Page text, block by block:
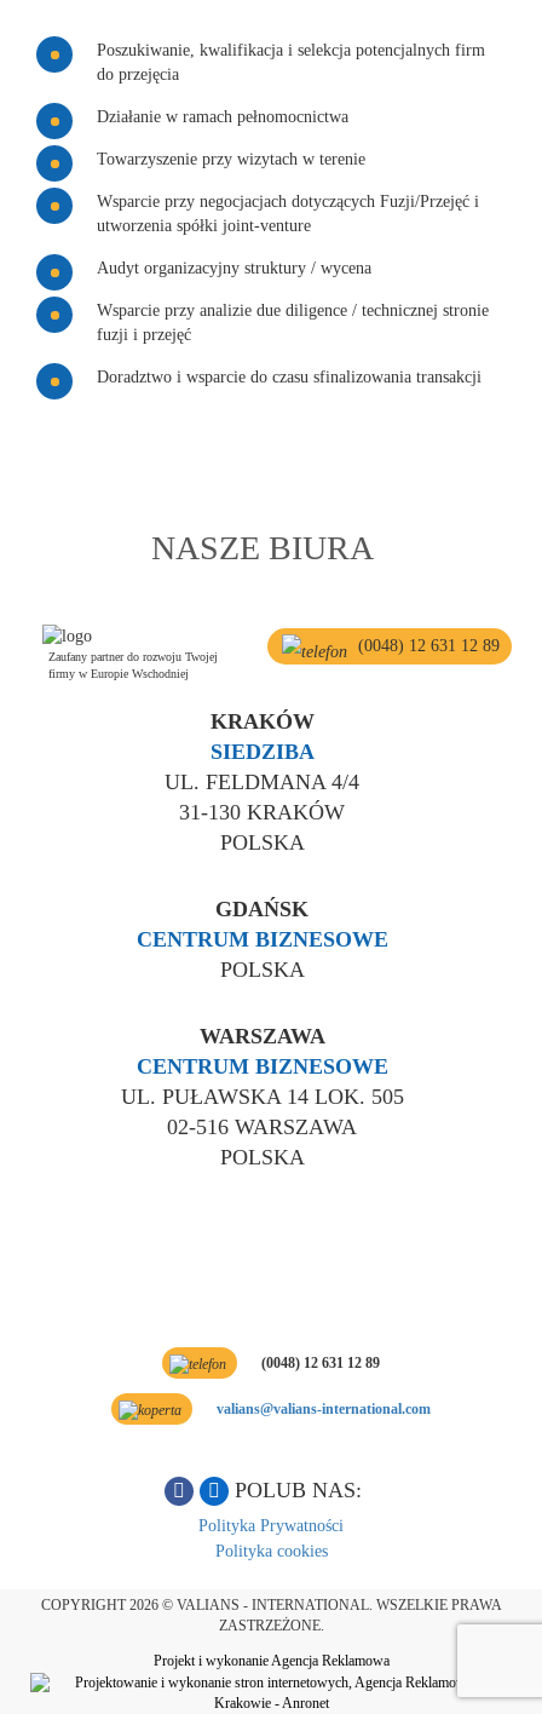
Poszukiwanie, kwalifikacja i selekcja potencjalnych firm
do przejęcia
Działanie w ramach pełnomocnictwa
Towarzyszenie przy wizytach w terenie
Wsparcie przy negocjacjach dotyczących Fuzji/Przejęć i
utworzenia spółki joint-venture
Audyt organizacyjny struktury / wycena
Wsparcie przy analizie due diligence / technicznej stronie
fuzji i przejęć
Doradztwo i wsparcie do czasu sfinalizowania transakcji
(0048) 12 631 12 89
NASZE BIURA
Zaufany partner do rozwoju Twojej
firmy w Europie Wschodniej
KRAKÓW
SIEDZIBA
UL. FELDMANA 4/4
31-130 KRAKÓW
POLSKA
GDAŃSK
CENTRUM BIZNESOWE
POLSKA
WARSZAWA
CENTRUM BIZNESOWE
UL. PUŁAWSKA 14 LOK. 505
02-516 WARSZAWA
POLSKA
(0048) 12 631 12 89
valians@valians-international.com
POLUB NAS:
Polityka Prywatności
Polityka cookies
COPYRIGHT 2026 © VALIANS - INTERNATIONAL. WSZELKIE PRAWA
ZASTRZEŻONE.
Projekt i wykonanie Agencja Reklamowa